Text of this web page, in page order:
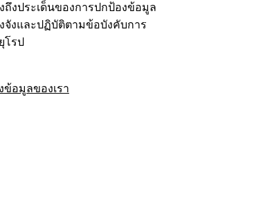
งประเด็นของการปกป้องข้อมูล
จังและปฏิบัติตามข้อบังคับการ
โรป
อมูลของเรา